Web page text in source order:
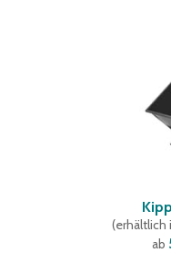
(erhältlich
ab